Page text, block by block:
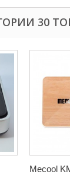
30
Mecool